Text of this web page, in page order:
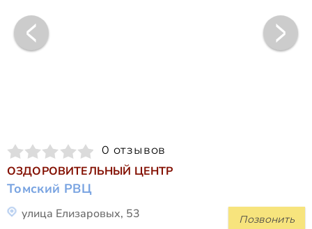
0 отзывов
ОЗДОРОВИТЕЛЬНЫЙ ЦЕНТР
Томский РВЦ
Позвонить
улица Елизаровых, 53